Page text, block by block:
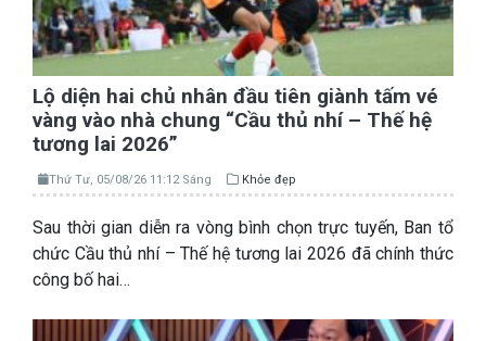
Lộ diện hai chủ nhân đầu tiên giành tấm vé
vàng vào nhà chung “Cầu thủ nhí – Thế hệ
tương lai 2026”
Thứ Tư, 05/08/26 11:12 Sáng Khỏe đẹp
Sau thời gian diễn ra vòng bình chọn trực tuyến, Ban tổ
chức Cầu thủ nhí – Thế hệ tương lai 2026 đã chính thức
công bố hai…